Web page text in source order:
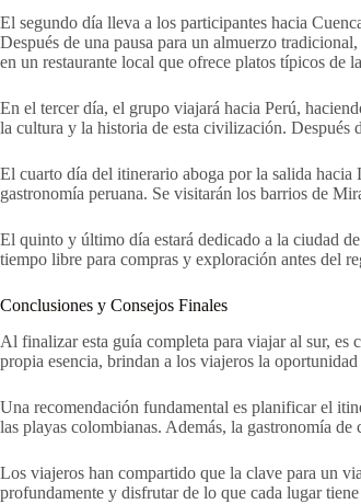
El segundo día lleva a los participantes hacia
Después de una pausa para un almuerzo
en un restaurante local que ofrece platos típicos de
En el tercer día, el grupo viajará hacia Perú,
la cultura y la historia de esta civilización. Después
El cuarto día del itinerario aboga por la salida
gastronomía peruana. Se visitarán los barrios de
El quinto y último día estará dedicado a la ciudad
tiempo libre para compras y exploración antes del
Conclusiones y Consejos Finales
Al finalizar esta guía completa para viajar al sur, es
propia esencia, brindan a los viajeros la
Una recomendación fundamental es planificar el
las playas colombianas. Además, la gastronomía
Los viajeros han compartido que la clave para un
profundamente y disfrutar de lo que cada lugar